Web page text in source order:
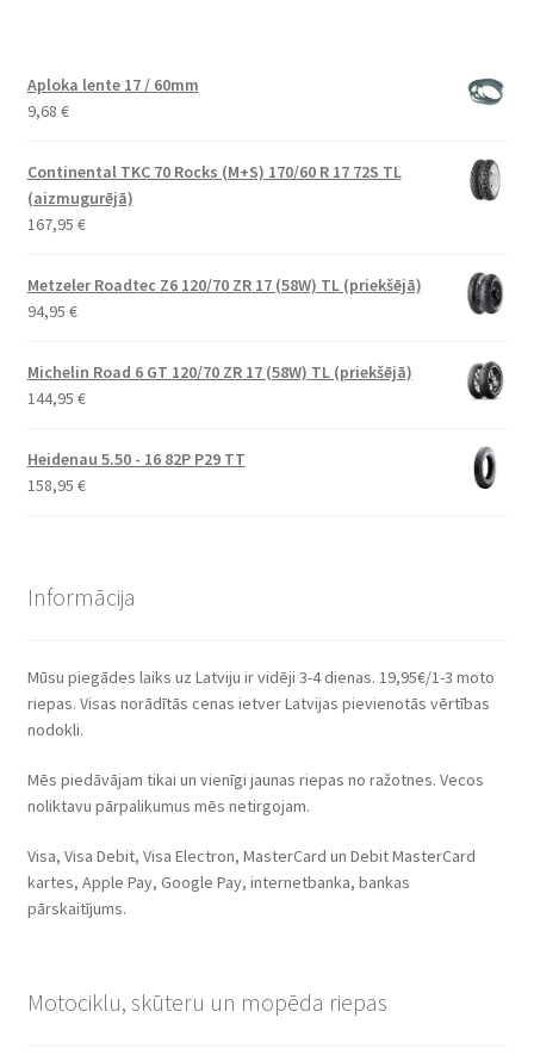
Aploka lente 17 / 60mm
9,68 €
Continental TKC 70 Rocks (M+S) 170/60 R 17 72S TL
(aizmugurējā)
167,95 €
Metzeler Roadtec Z6 120/70 ZR 17 (58W) TL (priekšējā)
94,95 €
Michelin Road 6 GT 120/70 ZR 17 (58W) TL (priekšējā)
144,95 €
Heidenau 5.50 - 16 82P P29 TT
158,95 €
Informācija
Mūsu piegādes laiks uz Latviju ir vidēji 3-4 dienas. 19,95€/1-3 moto
riepas. Visas norādītās cenas ietver Latvijas pievienotās vērtības
nodokli.
Mēs piedāvājam tikai un vienīgi jaunas riepas no ražotnes. Vecos
noliktavu pārpalikumus mēs netirgojam.
Visa, Visa Debit, Visa Electron, MasterCard un Debit MasterCard
kartes, Apple Pay, Google Pay, internetbanka, bankas
pārskaitījums.
Motociklu, skūteru un mopēda riepas